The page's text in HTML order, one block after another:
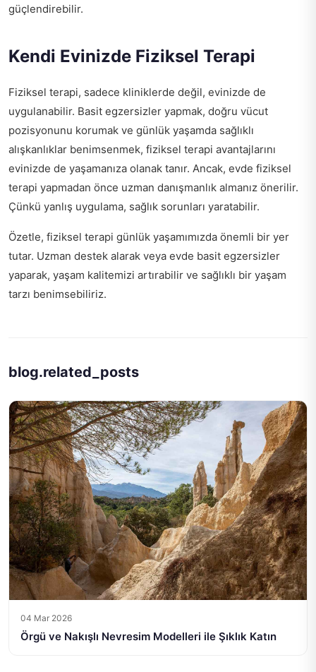
güçlendirebilir.
Kendi Evinizde Fiziksel Terapi
Fiziksel terapi, sadece kliniklerde değil, evinizde de
uygulanabilir. Basit egzersizler yapmak, doğru vücut
pozisyonunu korumak ve günlük yaşamda sağlıklı
alışkanlıklar benimsenmek, fiziksel terapi avantajlarını
evinizde de yaşamanıza olanak tanır. Ancak, evde fiziksel
terapi yapmadan önce uzman danışmanlık almanız önerilir.
Çünkü yanlış uygulama, sağlık sorunları yaratabilir.
Özetle, fiziksel terapi günlük yaşamımızda önemli bir yer
tutar. Uzman destek alarak veya evde basit egzersizler
yaparak, yaşam kalitemizi artırabilir ve sağlıklı bir yaşam
tarzı benimsebiliriz.
blog.related_posts
04 Mar 2026
Örgü ve Nakışlı Nevresim Modelleri ile Şıklık Katın